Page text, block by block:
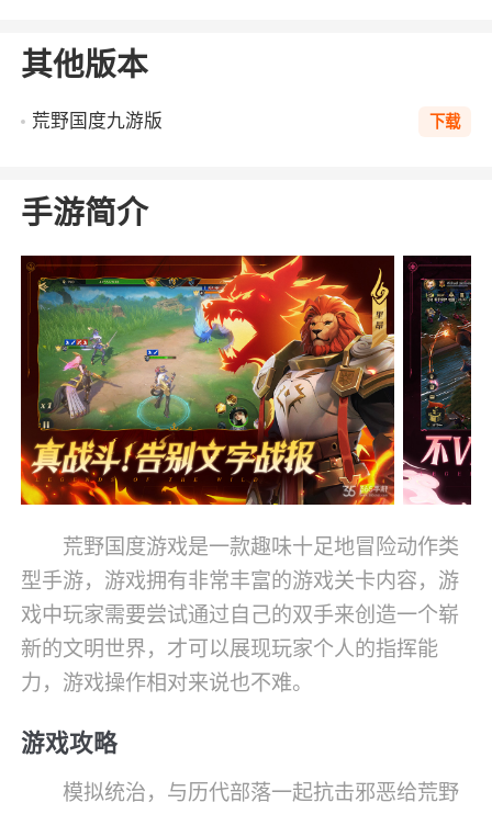
其他版本
荒野国度九游版 下载
手游简介
荒野国度游戏是一款趣味十足地冒险动作类
型手游，游戏拥有非常丰富的游戏关卡内容，游
戏中玩家需要尝试通过自己的双手来创造一个崭
新的文明世界，才可以展现玩家个人的指挥能
力，游戏操作相对来说也不难。
游戏攻略
模拟统治，与历代部落一起抗击邪恶给荒野